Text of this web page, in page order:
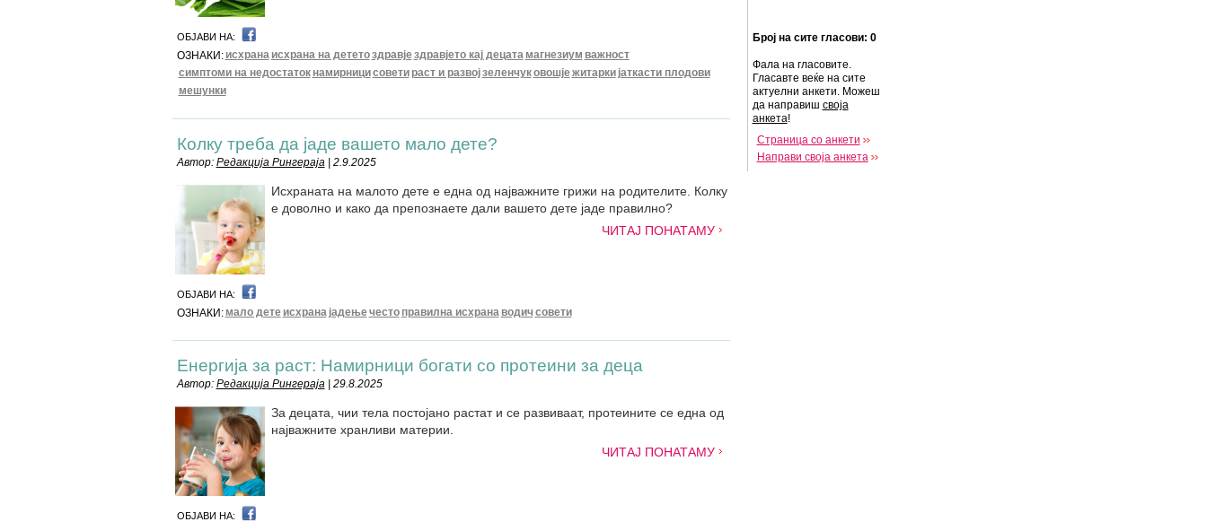
ОБЈАВИ НА:
ОЗНАКИ: исхрана исхрана на дететоздравјездравјето кај децата магнезиум важност
симптоми на недостаток намирницисовети раст и развојзеленчуковошјежитарки јаткасти плодови
мешунки
Колку треба да јаде вашето мало дете?
Автор: Редакција Рингераја| 2.9.2025
Исхраната на малото дете е една од најважните грижи на родителите. Колку
е доволно и како да препознаете дали вашето дете јаде правилно?
ЧИТАЈ ПОНАТАМУ
ОБЈАВИ НА:
ОЗНАКИ: мало дете исхрана јадењечесто правилна исхрана водич совети
Енергија за раст: Намирници богати со протеини за деца
Автор: Редакција Рингераја| 29.8.2025
За децата, чии тела постојано растат и се развиваат, протеините се една од
најважните хранливи материи.
ЧИТАЈ ПОНАТАМУ
ОБЈАВИ НА:
Број на сите гласови: 0
Фала на гласовите.
Гласавте веќе на сите
актуелни анкети. Можеш
да направиш своја
анкета!
Страница со анкети
Направи своја анкета